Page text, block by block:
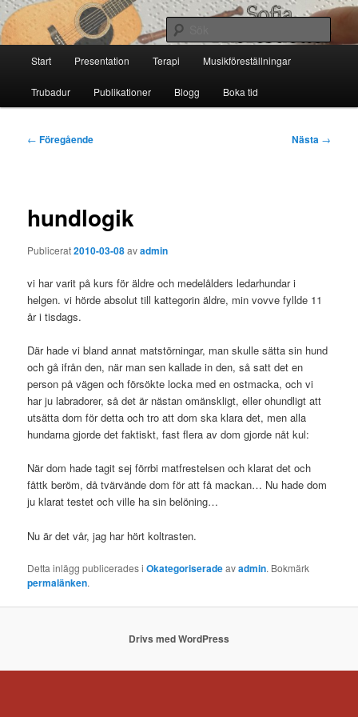
Hoppa
till
primärt
innehållSofia Thoresdotter
Start Presentation Terapi Musikföreställningar
Trubadur Publikationer Blogg Boka tid
Inläggsnavigering
← Föregående Nästa →
hundlogik
Publicerat2010-03-08avadmin
vi har varit på kurs för äldre och medelålders ledarhundar i
helgen. vi hörde absolut till kattegorin äldre, min vovve fyllde 11
år i tisdags.
Där hade vi bland annat matstörningar, man skulle sätta sin hund
och gå ifrån den, när man sen kallade in den, så satt det en
person på vägen och försökte locka med en ostmacka, och vi
har ju labradorer, så det är nästan omänskligt, eller ohundligt att
utsätta dom för detta och tro att dom ska klara det, men alla
hundarna gjorde det faktiskt, fast flera av dom gjorde nåt kul:
När dom hade tagit sej förrbi matfrestelsen och klarat det och
fåttk beröm, då tvärvände dom för att få mackan… Nu hade dom
ju klarat testet och ville ha sin belöning…
Nu är det vår, jag har hört koltrasten.
Detta inlägg publicerades iOkategoriseradeavadmin. Bokmärk
permalänken.
Drivs med WordPress